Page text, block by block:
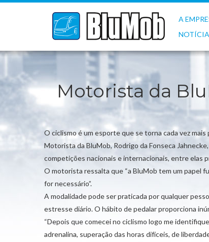
A
Motorista da
O ciclismo é um esporte que se torna cada vez
Motorista da BluMob, Rodrigo da Fonseca
competições nacionais e internacionais, entre elas
O motorista ressalta que “a BluMob tem um papel
for necessário”.
A modalidade pode ser praticada por qualquer
estresse diário. O hábito de pedalar proporciona
“Depois que comecei no ciclismo logo me
adrenalina, superação das horas difíceis, de